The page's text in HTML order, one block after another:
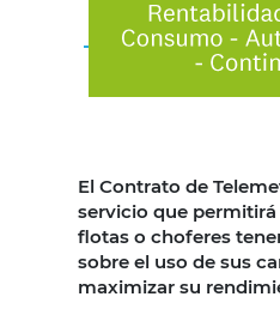
El Contrato de
servicio que
flotas o choferes
sobre el uso de sus
maximizar su